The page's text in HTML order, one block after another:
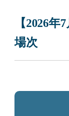
【2026
場次